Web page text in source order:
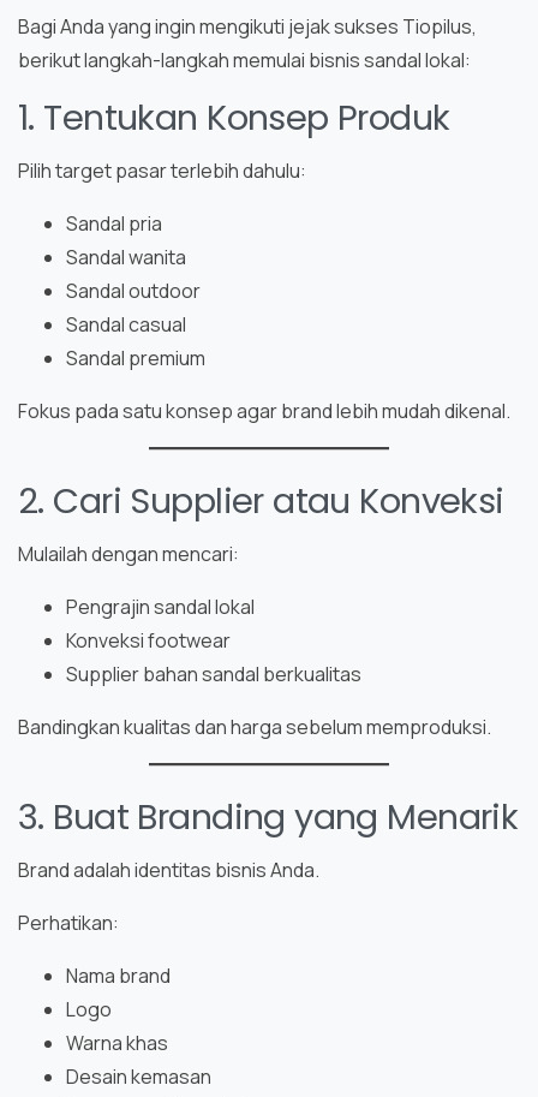
Bagi Anda yang ingin mengikuti jejak sukses Tiopilus,
berikut langkah-langkah memulai bisnis sandal lokal:
1. Tentukan Konsep Produk
Pilih target pasar terlebih dahulu:
Sandal pria
Sandal wanita
Sandal outdoor
Sandal casual
Sandal premium
Fokus pada satu konsep agar brand lebih mudah dikenal.
2. Cari Supplier atau Konveksi
Mulailah dengan mencari:
Pengrajin sandal lokal
Konveksi footwear
Supplier bahan sandal berkualitas
Bandingkan kualitas dan harga sebelum memproduksi.
3. Buat Branding yang Menarik
Brand adalah identitas bisnis Anda.
Perhatikan:
Nama brand
Logo
Warna khas
Desain kemasan